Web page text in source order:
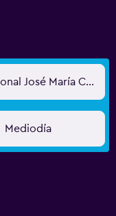
Medellín, Colombia - Internacional José María Córdova (MDE)
Mediodía